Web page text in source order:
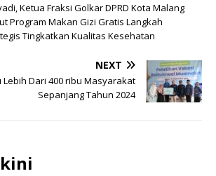
Ketua Fraksi Golkar DPRD Kota Malang
Program Makan Gizi Gratis Langkah
Tingkatkan Kualitas Kesehatan
NEXT
Lebih Dari 400 ribu Masyarakat
Sepanjang Tahun 2024